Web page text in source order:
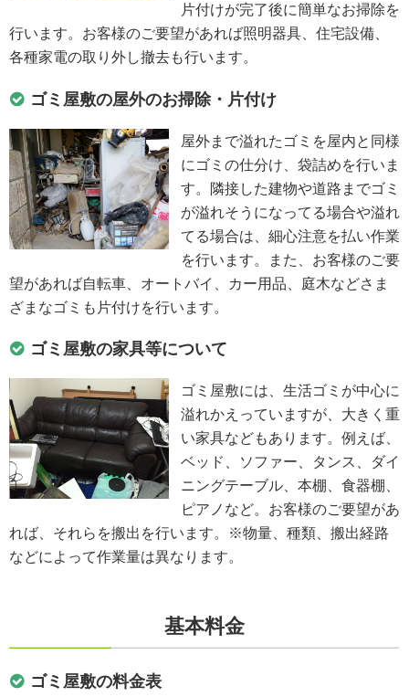
片付けが完了後に簡単なお掃除を
行います。お客様のご要望があれば照明器具、住宅設備、
各種家電の取り外し撤去も行います。
ゴミ屋敷の屋外のお掃除・片付け
屋外まで溢れたゴミを屋内と同様
にゴミの仕分け、袋詰めを行いま
す。隣接した建物や道路までゴミ
が溢れそうになってる場合や溢れ
てる場合は、細心注意を払い作業
を行います。また、お客様のご要
望があれば自転車、オートバイ、カー用品、庭木などさま
ざまなゴミも片付けを行います。
ゴミ屋敷の家具等について
ゴミ屋敷には、生活ゴミが中心に
溢れかえっていますが、大きく重
い家具などもあります。例えば、
ベッド、ソファー、タンス、ダイ
ニングテーブル、本棚、食器棚、
ピアノなど。お客様のご要望があ
れば、それらを搬出を行います。※物量、種類、搬出経路
などによって作業量は異なります。
基本料金
ゴミ屋敷の料金表